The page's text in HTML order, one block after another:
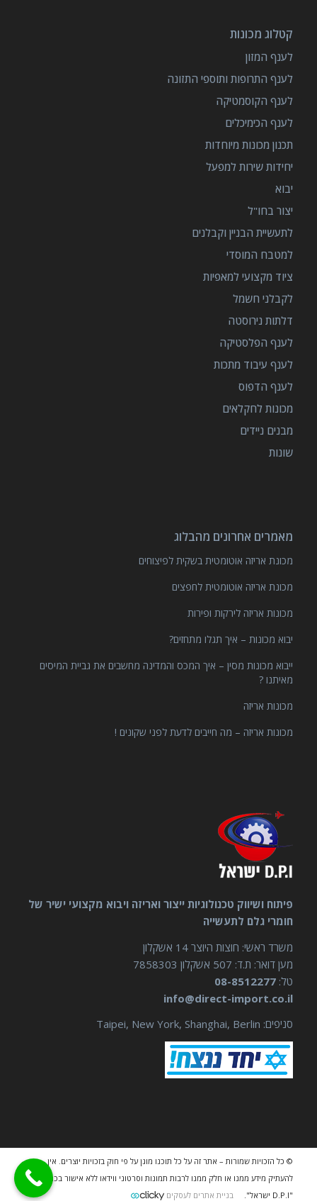
קטלוג מכונות
לענף המזון
לענף התרופות ותוספי התזונה
לענף הקוסמטיקה
לענף הכימיכלים
תכנון מכונות מיוחדות
יחידות שירות למפעל
יבוא
יצור בחו"ל
לתעשיית הבניין וקבלנים
למטבח המוסדי
ציוד מקצועי למאפיות
לקבלני חשמל
דלתות נירוסטה
לענף הפלסטיקה
לענף עיבוד מתכות
לענף הדפוס
מכונות לחקלאים
מבנים ניידים
שונות
מאמרים אחרונים מהבלוג
מכונת אריזה אוטומטית בשקית לפיצוחים
מכונת אריזה אוטומטית לחפצים
מכונות אריזה לירקות ופירות
יבוא מכונות – איך תגלו מתחזים?
ייבוא מכונות מסין – איך המכס והמדינה מחשבים את גביית המיסים
מאיתנו ?
מכונות אריזה
מכונות אריזה – מה חייבים לדעת לפני שקונים !
פיתוח ושיווק טכנולוגיות ייצור ואריזה ויבוא מקצועי ישיר של
חומרי גלם לתעשייה
משרד ראשי: חוצות היוצר 14 אשקלון
מען דואר: ת.ד: 507 אשקלון 7858303
טל: 08-8512277
info@direct-import.co.il
סניפים: Taipei, New York, Shanghai, Berlin
© כל הזכויות שמורות – אתר זה על כל תוכנו מוגן על פי חוק בזכויות יוצרים. אין
להעתיק מידע ממנו או חלק ממנו לרבות תמונות וסרטוני ווידאו ללא אישור בכתב מאת
"D.P.I ישראל".
בניית אתרים לעסקים